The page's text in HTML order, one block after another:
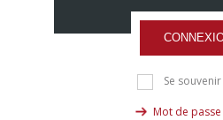
Se
Mot de